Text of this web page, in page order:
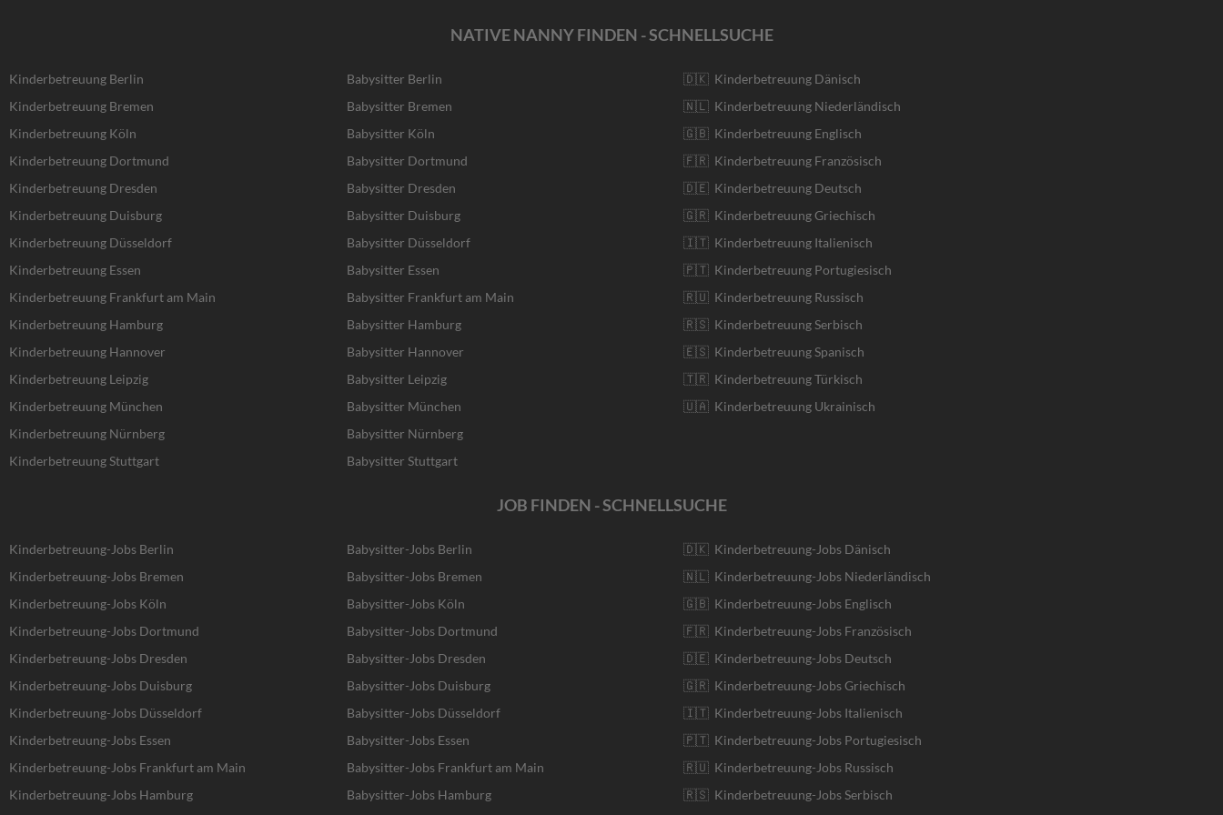
NATIVE NANNY FINDEN - SCHNELLSUCHE
Kinderbetreuung Berlin
Kinderbetreuung Bremen
Kinderbetreuung Köln
Kinderbetreuung Dortmund
Kinderbetreuung Dresden
Kinderbetreuung Duisburg
Kinderbetreuung Düsseldorf
Kinderbetreuung Essen
Kinderbetreuung Frankfurt am Main
Kinderbetreuung Hamburg
Kinderbetreuung Hannover
Kinderbetreuung Leipzig
Kinderbetreuung München
Kinderbetreuung Nürnberg
Kinderbetreuung Stuttgart
Babysitter Berlin
Babysitter Bremen
Babysitter Köln
Babysitter Dortmund
Babysitter Dresden
Babysitter Duisburg
Babysitter Düsseldorf
Babysitter Essen
Babysitter Frankfurt am Main
Babysitter Hamburg
Babysitter Hannover
Babysitter Leipzig
Babysitter München
Babysitter Nürnberg
Babysitter Stuttgart
🇩🇰 Kinderbetreuung Dänisch
🇳🇱 Kinderbetreuung Niederländisch
🇬🇧 Kinderbetreuung Englisch
🇫🇷 Kinderbetreuung Französisch
🇩🇪 Kinderbetreuung Deutsch
🇬🇷 Kinderbetreuung Griechisch
🇮🇹 Kinderbetreuung Italienisch
🇵🇹 Kinderbetreuung Portugiesisch
🇷🇺 Kinderbetreuung Russisch
🇷🇸 Kinderbetreuung Serbisch
🇪🇸 Kinderbetreuung Spanisch
🇹🇷 Kinderbetreuung Türkisch
🇺🇦 Kinderbetreuung Ukrainisch
JOB FINDEN - SCHNELLSUCHE
Kinderbetreuung-Jobs Berlin
Kinderbetreuung-Jobs Bremen
Kinderbetreuung-Jobs Köln
Kinderbetreuung-Jobs Dortmund
Kinderbetreuung-Jobs Dresden
Kinderbetreuung-Jobs Duisburg
Kinderbetreuung-Jobs Düsseldorf
Kinderbetreuung-Jobs Essen
Kinderbetreuung-Jobs Frankfurt am Main
Kinderbetreuung-Jobs Hamburg
Babysitter-Jobs Berlin
Babysitter-Jobs Bremen
Babysitter-Jobs Köln
Babysitter-Jobs Dortmund
Babysitter-Jobs Dresden
Babysitter-Jobs Duisburg
Babysitter-Jobs Düsseldorf
Babysitter-Jobs Essen
Babysitter-Jobs Frankfurt am Main
Babysitter-Jobs Hamburg
🇩🇰 Kinderbetreuung-Jobs Dänisch
🇳🇱 Kinderbetreuung-Jobs Niederländisch
🇬🇧 Kinderbetreuung-Jobs Englisch
🇫🇷 Kinderbetreuung-Jobs Französisch
🇩🇪 Kinderbetreuung-Jobs Deutsch
🇬🇷 Kinderbetreuung-Jobs Griechisch
🇮🇹 Kinderbetreuung-Jobs Italienisch
🇵🇹 Kinderbetreuung-Jobs Portugiesisch
🇷🇺 Kinderbetreuung-Jobs Russisch
🇷🇸 Kinderbetreuung-Jobs Serbisch